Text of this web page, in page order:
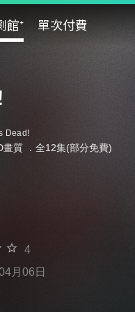
館⁺ 單次付費
Dead!
畫質 ．全12集(部分免費)
4
月06日